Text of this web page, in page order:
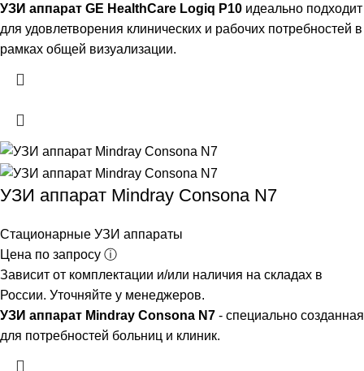
УЗИ аппарат GE HealthCare Logiq P10 идеально подходит
для удовлетворения клинических и рабочих потребностей в
рамках общей визуализации.
УЗИ аппарат Mindray Consona N7
Стационарные УЗИ аппараты
Цена по запросу ⓘ
Зависит от комплектации и/или наличия на складах в
России. Уточняйте у менеджеров.
УЗИ аппарат Mindray Consona N7 - специально созданная
для потребностей больниц и клиник.